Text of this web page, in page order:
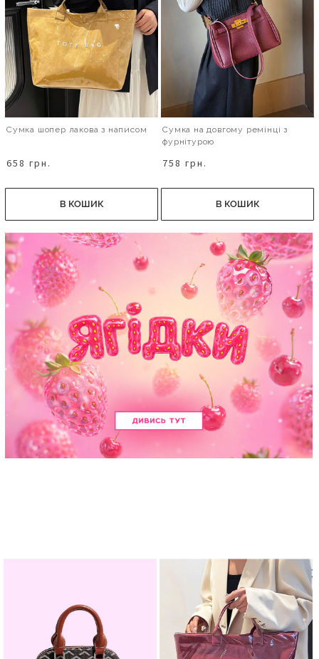
Сумка шопер лакова з написом
658 грн.
В КОШИК
Сумка на довгому ремінці з
фурнітурою
758 грн.
В КОШИК